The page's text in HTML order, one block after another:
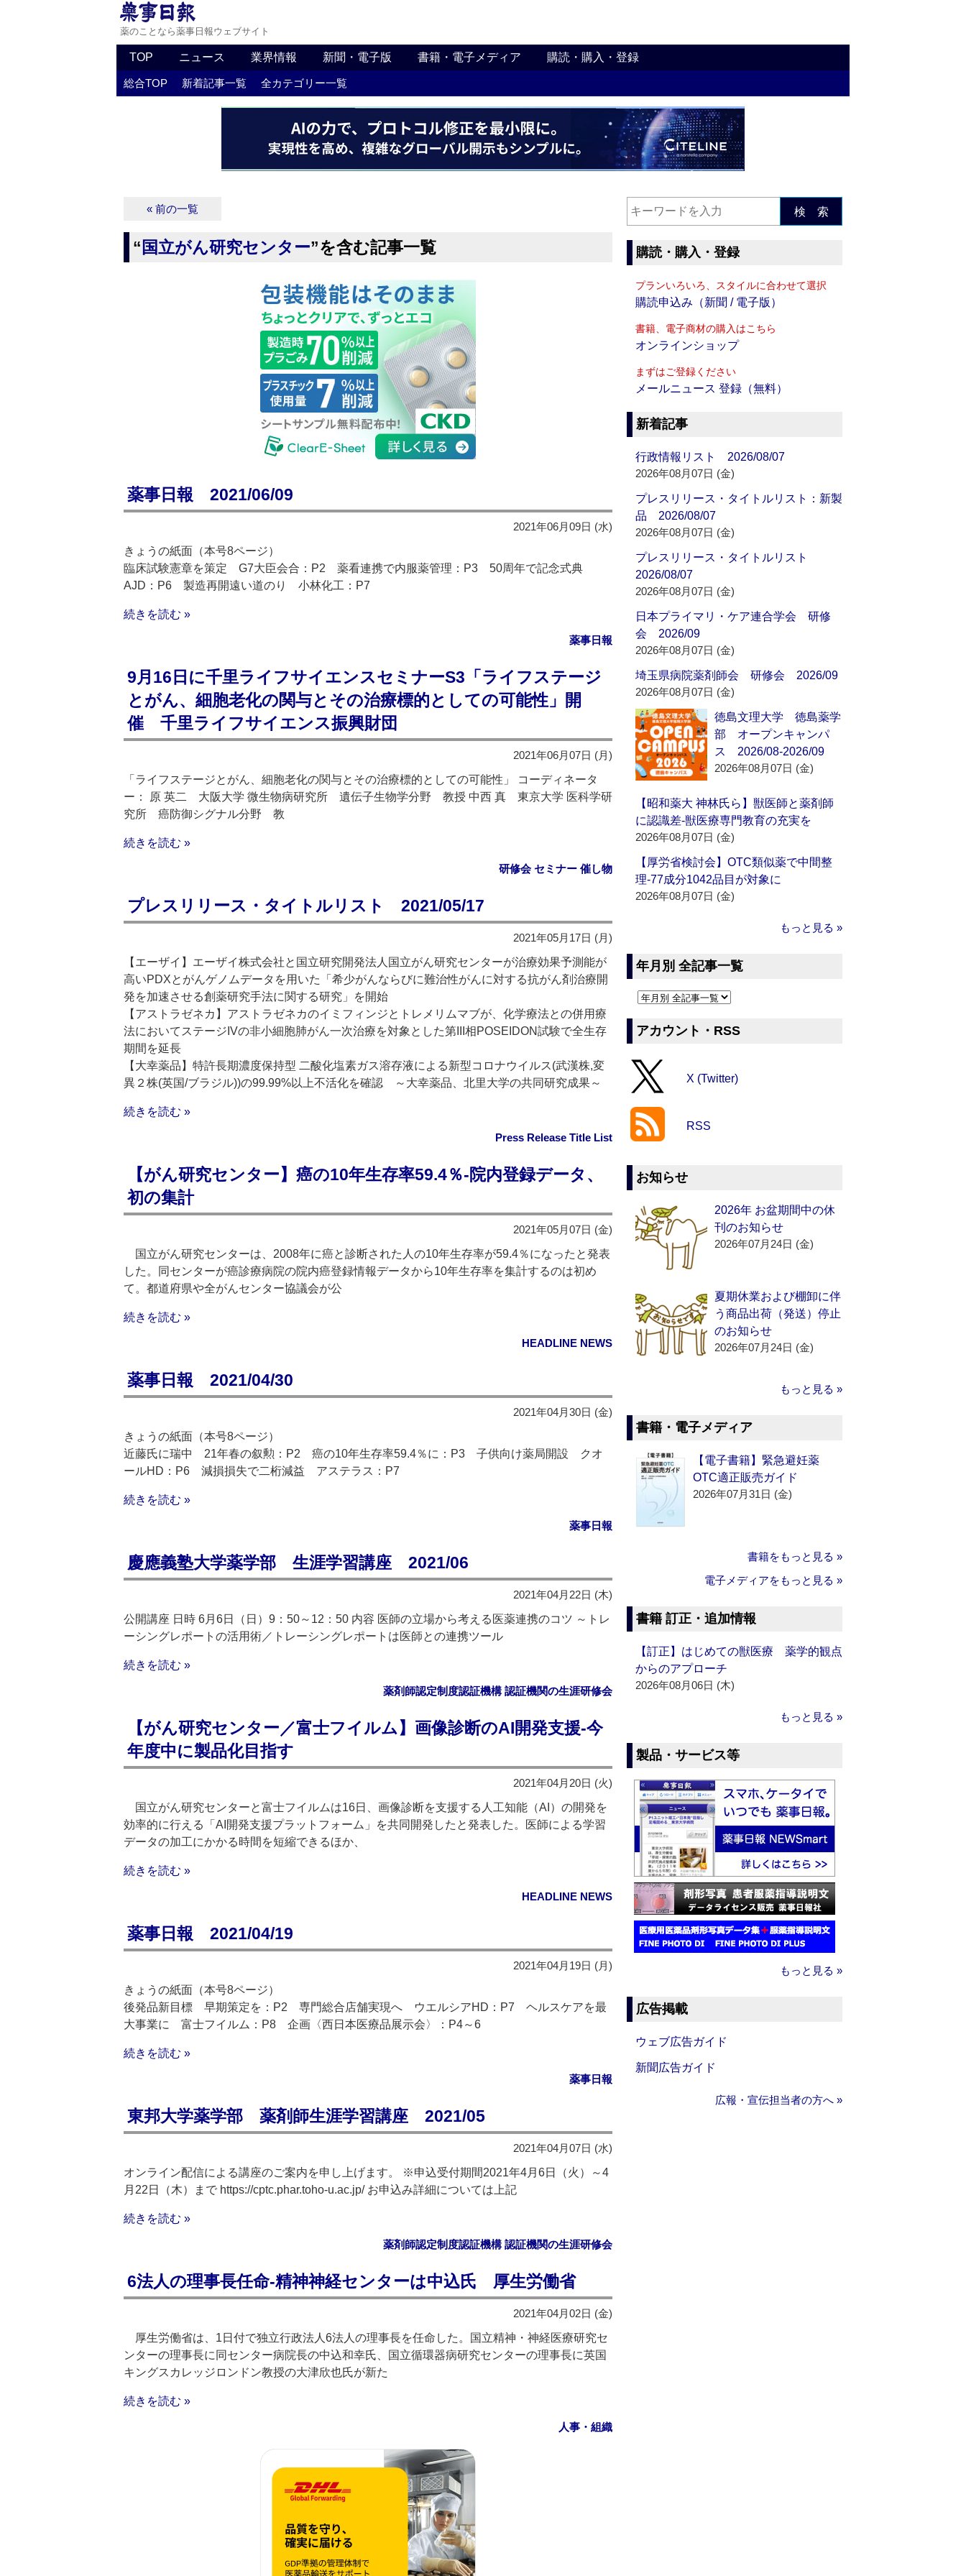
薬のことなら薬事日報ウェブサイト
TOP ニュース 業界情報 新聞・電子版 書籍・電子メディア 購読・購入・登録
総合TOP 新着記事一覧 全カテゴリー一覧
« 前の一覧
“ 国立がん研究センター”を含む記事一覧
薬事日報 2021/06/09
2021年06月09日 (水)
きょうの紙面（本号8ページ）
臨床試験憲章を策定 G7大臣会合：P2 薬看連携で内服薬管理：P3 50周年で記念式典
AJD：P6 製造再開遠い道のり 小林化工：P7
続きを読む »
薬事日報
9月16日に千里ライフサイエンスセミナーS3「ライフステージ
とがん、細胞老化の関与とその治療標的としての可能性」開
催 千里ライフサイエンス振興財団
2021年06月07日 (月)
「ライフステージとがん、細胞老化の関与とその治療標的としての可能性」 コーディネータ
ー： 原 英二 大阪大学 微生物病研究所 遺伝子生物学分野 教授 中西 真 東京大学 医科学研
究所 癌防御シグナル分野 教
続きを読む »
研修会 セミナー 催し物
プレスリリース・タイトルリスト 2021/05/17
2021年05月17日 (月)
【エーザイ】エーザイ株式会社と国立研究開発法人国立がん研究センターが治療効果予測能が
高いPDXとがんゲノムデータを用いた「希少がんならびに難治性がんに対する抗がん剤治療開
発を加速させる創薬研究手法に関する研究」を開始
【アストラゼネカ】アストラゼネカのイミフィンジとトレメリムマブが、化学療法との併用療
法においてステージIVの非小細胞肺がん一次治療を対象とした第III相POSEIDON試験で全生存
期間を延長
【大幸薬品】特許長期濃度保持型 二酸化塩素ガス溶存液による新型コロナウイルス(武漢株,変
異２株(英国/ブラジル))の99.99%以上不活化を確認 ～大幸薬品、北里大学の共同研究成果～
続きを読む »
Press Release Title List
【がん研究センター】癌の10年生存率59.4％‐院内登録データ、
初の集計
2021年05月07日 (金)
国立がん研究センターは、2008年に癌と診断された人の10年生存率が59.4％になったと発表
した。同センターが癌診療病院の院内癌登録情報データから10年生存率を集計するのは初め
て。都道府県や全がんセンター協議会が公
続きを読む »
HEADLINE NEWS
薬事日報 2021/04/30
2021年04月30日 (金)
きょうの紙面（本号8ページ）
近藤氏に瑞中 21年春の叙勲：P2 癌の10年生存率59.4％に：P3 子供向け薬局開設 クオ
ールHD：P6 減損損失で二桁減益 アステラス：P7
続きを読む »
薬事日報
慶應義塾大学薬学部 生涯学習講座 2021/06
2021年04月22日 (木)
公開講座 日時 6月6日（日）9：50～12：50 内容 医師の立場から考える医薬連携のコツ ～トレ
ーシングレポートの活用術／トレーシングレポートは医師との連携ツール
続きを読む »
薬剤師認定制度認証機構 認証機関の生涯研修会
【がん研究センター／富士フイルム】画像診断のAI開発支援‐今
年度中に製品化目指す
2021年04月20日 (火)
国立がん研究センターと富士フイルムは16日、画像診断を支援する人工知能（AI）の開発を
効率的に行える「AI開発支援プラットフォーム」を共同開発したと発表した。医師による学習
データの加工にかかる時間を短縮できるほか、
続きを読む »
HEADLINE NEWS
薬事日報 2021/04/19
2021年04月19日 (月)
きょうの紙面（本号8ページ）
後発品新目標 早期策定を：P2 専門総合店舗実現へ ウエルシアHD：P7 ヘルスケアを最
大事業に 富士フイルム：P8 企画〈西日本医療品展示会〉：P4～6
続きを読む »
薬事日報
東邦大学薬学部 薬剤師生涯学習講座 2021/05
2021年04月07日 (水)
オンライン配信による講座のご案内を申し上げます。 ※申込受付期間2021年4月6日（火）～4
月22日（木）まで https://cptc.phar.toho-u.ac.jp/ お申込み詳細については上記
続きを読む »
薬剤師認定制度認証機構 認証機関の生涯研修会
6法人の理事長任命‐精神神経センターは中込氏 厚生労働省
2021年04月02日 (金)
厚生労働省は、1日付で独立行政法人6法人の理事長を任命した。国立精神・神経医療研究セ
ンターの理事長に同センター病院長の中込和幸氏、国立循環器病研究センターの理事長に英国
キングスカレッジロンドン教授の大津欣也氏が新た
続きを読む »
人事・組織
検 索
購読・購入・登録
プランいろいろ、スタイルに合わせて選択
購読申込み（新聞 / 電子版）
書籍、電子商材の購入はこちら
オンラインショップ
まずはご登録ください
メールニュース 登録（無料）
新着記事
行政情報リスト 2026/08/07
2026年08月07日 (金)
プレスリリース・タイトルリスト：新製
品 2026/08/07
2026年08月07日 (金)
プレスリリース・タイトルリスト
2026/08/07
2026年08月07日 (金)
日本プライマリ・ケア連合学会 研修
会 2026/09
2026年08月07日 (金)
埼玉県病院薬剤師会 研修会 2026/09
2026年08月07日 (金)
徳島文理大学 徳島薬学
部 オープンキャンパ
ス 2026/08-2026/09
2026年08月07日 (金)
【昭和薬大 神林氏ら】獣医師と薬剤師
に認識差‐獣医療専門教育の充実を
2026年08月07日 (金)
【厚労省検討会】OTC類似薬で中間整
理‐77成分1042品目が対象に
2026年08月07日 (金)
もっと見る »
年月別 全記事一覧
アカウント・RSS
X (Twitter)
RSS
お知らせ
2026年 お盆期間中の休
刊のお知らせ
2026年07月24日 (金)
夏期休業および棚卸に伴
う商品出荷（発送）停止
のお知らせ
2026年07月24日 (金)
もっと見る »
書籍・電子メディア
【電子書籍】緊急避妊薬
OTC適正販売ガイド
2026年07月31日 (金)
書籍をもっと見る »
電子メディアをもっと見る »
書籍 訂正・追加情報
【訂正】はじめての獣医療 薬学的観点
からのアプローチ
2026年08月06日 (木)
もっと見る »
製品・サービス等
もっと見る »
広告掲載
ウェブ広告ガイド
新聞広告ガイド
広報・宣伝担当者の方へ »